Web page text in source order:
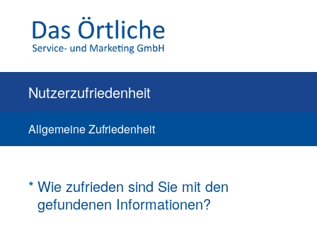
Nutzerzufriedenheit
Allgemeine Zufriedenheit
* Wie zufrieden sind Sie mit den
gefundenen Informationen?
(Erforderlich.)